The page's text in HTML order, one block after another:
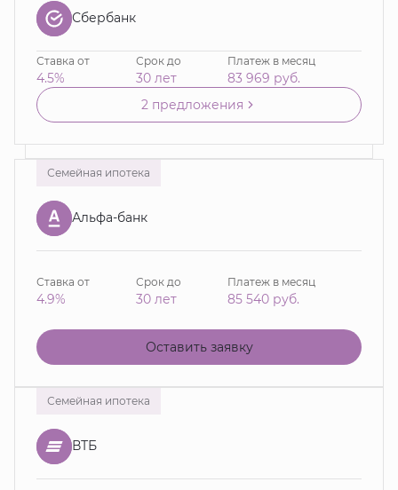
Сбербанк
Ставка от
4.5%
Срок до
30 лет
Платеж в месяц
83 969 руб.
2 предложения
Семейная ипотека
Альфа-банк
Ставка от
4.9%
Срок до
30 лет
Платеж в месяц
85 540 руб.
Оставить заявку
Семейная ипотека
ВТБ